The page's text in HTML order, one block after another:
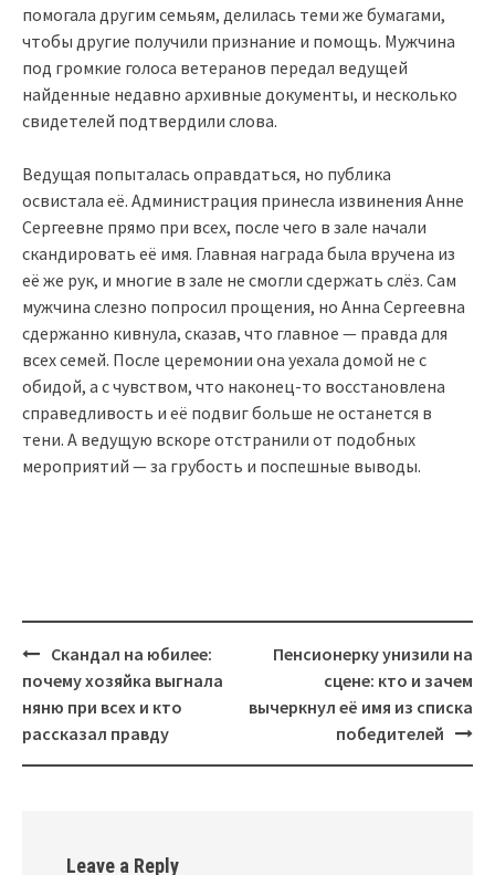
помогала другим семьям, делилась теми же бумагами,
чтобы другие получили признание и помощь. Мужчина
под громкие голоса ветеранов передал ведущей
найденные недавно архивные документы, и несколько
свидетелей подтвердили слова.
Ведущая попыталась оправдаться, но публика
освистала её. Администрация принесла извинения Анне
Сергеевне прямо при всех, после чего в зале начали
скандировать её имя. Главная награда была вручена из
её же рук, и многие в зале не смогли сдержать слёз. Сам
мужчина слезно попросил прощения, но Анна Сергеевна
сдержанно кивнула, сказав, что главное — правда для
всех семей. После церемонии она уехала домой не с
обидой, а с чувством, что наконец-то восстановлена
справедливость и её подвиг больше не останется в
тени. А ведущую вскоре отстранили от подобных
мероприятий — за грубость и поспешные выводы.
Post
navigation
Скандал на юбилее:
почему хозяйка выгнала
няню при всех и кто
рассказал правду
Пенсионерку унизили на
сцене: кто и зачем
вычеркнул её имя из списка
победителей
Leave a Reply